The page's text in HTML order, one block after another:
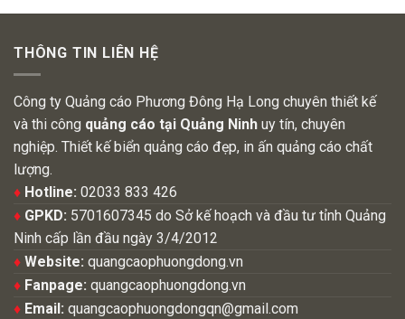
THÔNG TIN LIÊN HỆ
Công ty Quảng cáo Phương Đông Hạ Long chuyên thiết kế
và thi công quảng cáo tại Quảng Ninh uy tín, chuyên
nghiệp. Thiết kế biển quảng cáo đẹp, in ấn quảng cáo chất
lượng.
♦ Hotline: 02033 833 426
♦ GPKD: 5701607345 do Sở kế hoạch và đầu tư tỉnh Quảng
Ninh cấp lần đầu ngày 3/4/2012
♦ Website: quangcaophuongdong.vn
♦ Fanpage: quangcaophuongdong.vn
♦ Email: quangcaophuongdongqn@gmail.com